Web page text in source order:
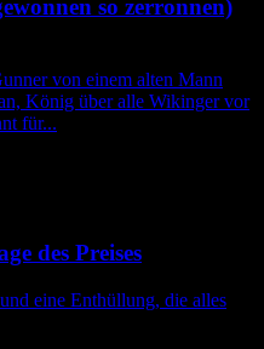
so zerronnen)
von einem alten Mann
König über alle Wikinger vor
für...
des Preises
eine Enthüllung, die alles